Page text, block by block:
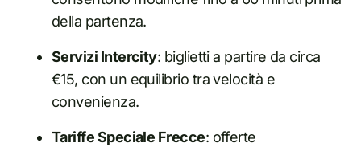
della partenza.
Servizi Intercity: biglietti a partire da circa
€15, con un equilibrio tra velocità e
convenienza.
Tariffe Speciale Frecce: offerte